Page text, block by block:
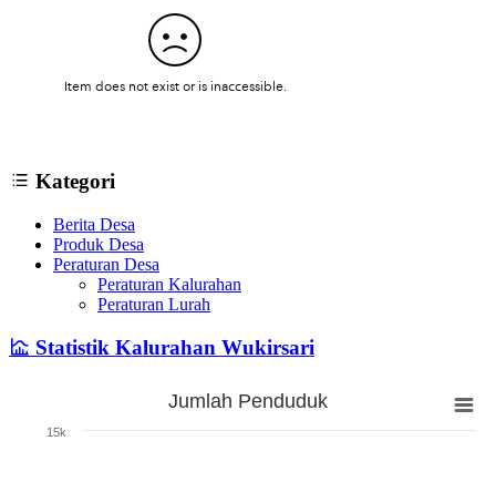
Kategori
Berita Desa
Produk Desa
Peraturan Desa
Peraturan Kalurahan
Peraturan Lurah
Statistik Kalurahan Wukirsari
Jumlah Penduduk
15k